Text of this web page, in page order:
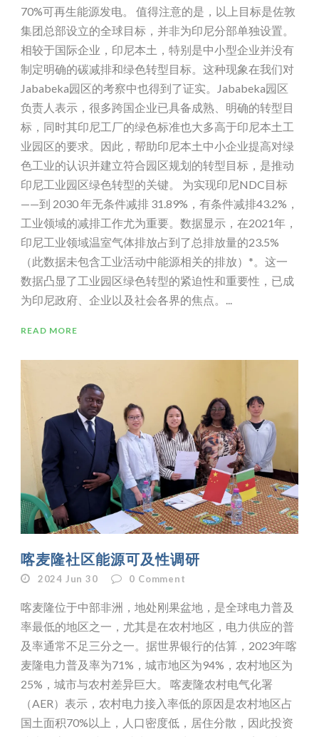
70%可再生能源发电。 值得注意的是，以上目标是佐敦
集团总部设立的全球目标，并非为印尼分部单独设置。
相较于国际企业，印尼本土，特别是中小型企业并没有
制定明确的碳减排和绿色转型目标。这种现象在我们对
Jababeka园区的考察中也得到了证实。Jababeka园区
负责人表示，很多跨国企业已具备成熟、明确的转型目
标，同时其印尼工厂的绿色标准也大多高于印尼本土工
业园区的要求。因此，帮助印尼本土中小企业提高对绿
色工业的认识并建立符合园区规划的转型目标，是推动
印尼工业园区绿色转型的关键。 为实现印尼NDC目标
——到 2030 年无条件减排 31.89%，有条件减排43.2%，
工业领域的减排工作尤为重要。数据显示，在2021年，
印尼工业领域温室气体排放占到了总排放量的23.5%
（此数据未包含工业活动中能源相关的排放）*。这一
数据凸显了工业园区绿色转型的紧迫性和重要性，已成
为印尼政府、企业以及社会各界的焦点。...
READ MORE
喀麦隆社区能源可及性调研
2024 Jun 30 0 Comment
喀麦隆位于中部非洲，地处刚果盆地，是全球电力普及
率最低的地区之一，尤其是在农村地区，电力供应的普
及率通常不足三分之一。据世界银行的估算，2023年喀
麦隆电力普及率为71%，城市地区为94%，农村地区为
25%，城市与农村差异巨大。 喀麦隆农村电气化署
（AER）表示，农村电力接入率低的原因是农村地区占
国土面积70%以上，人口密度低，居住分散，因此投资